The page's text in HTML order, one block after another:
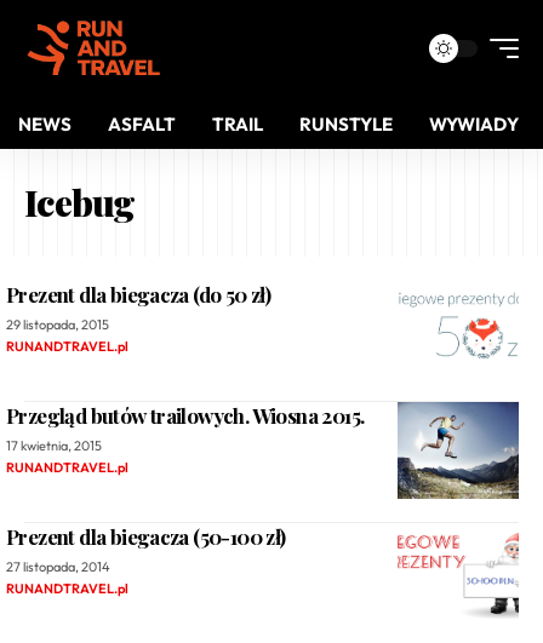
NEWS ASFALT TRAIL RUNSTYLE WYWIADY
Icebug
Prezent dla biegacza (do 50 zł)
29 listopada, 2015
RUNANDTRAVEL.pl
Przegląd butów trailowych. Wiosna 2015.
17 kwietnia, 2015
RUNANDTRAVEL.pl
Prezent dla biegacza (50-100 zł)
27 listopada, 2014
RUNANDTRAVEL.pl